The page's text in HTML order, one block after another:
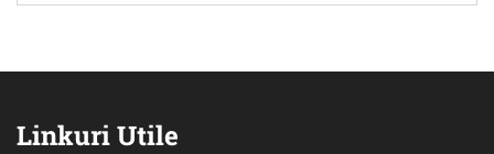
Linkuri Utile